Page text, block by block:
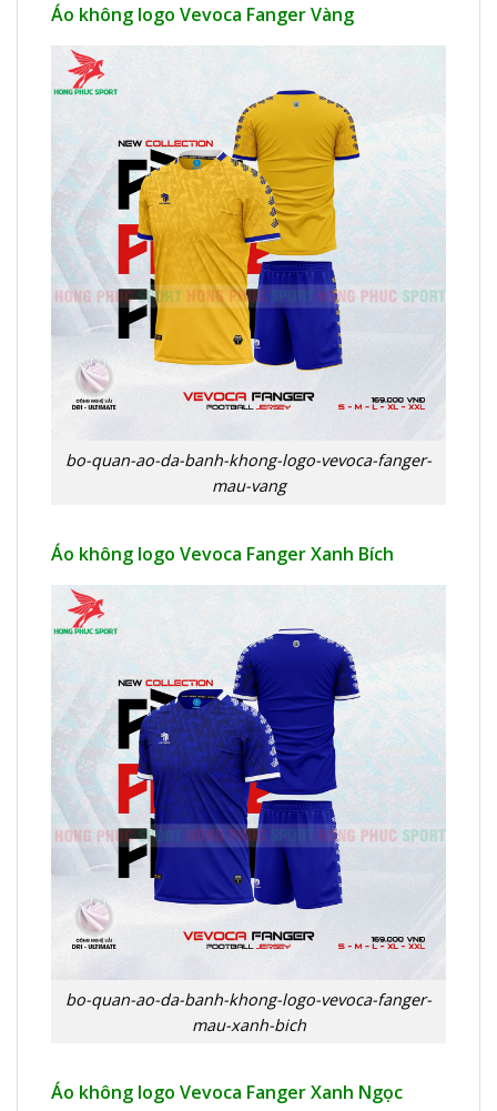
Áo không logo Vevoca Fanger Vàng
bo-quan-ao-da-banh-khong-logo-vevoca-fanger-
mau-vang
Áo không logo Vevoca Fanger Xanh Bích
bo-quan-ao-da-banh-khong-logo-vevoca-fanger-
mau-xanh-bich
Áo không logo Vevoca Fanger Xanh Ngọc